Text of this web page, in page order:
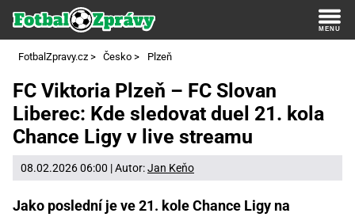
FotbalZpravy.cz > Česko > Plzeň
FC Viktoria Plzeň – FC Slovan
Liberec: Kde sledovat duel 21. kola
Chance Ligy v live streamu
08.02.2026 06:00 | Autor:Jan Keňo
Jako poslední je ve 21. kole Chance Ligy na